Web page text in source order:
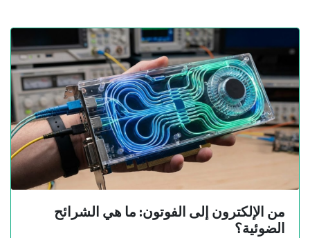
من الإلكترون إلى الفوتون: ما هي الشرائح
الضوئية؟